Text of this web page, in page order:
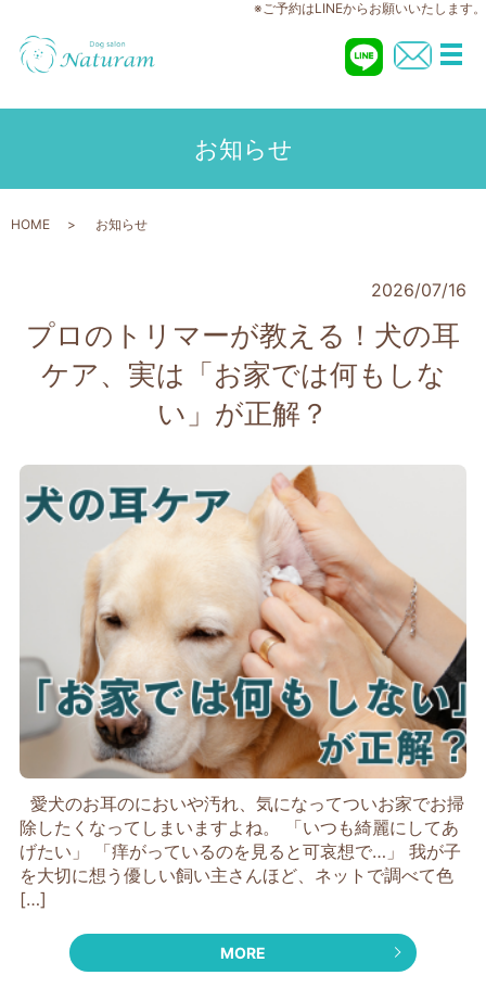
※ご予約はLINEからお願いいたします。
メ
お知らせ
HOME お知らせ
2026/07/16
プロのトリマーが教える！犬の耳
ケア、実は「お家では何もしな
い」が正解？
愛犬のお耳のにおいや汚れ、気になってついお家でお掃
除したくなってしまいますよね。 「いつも綺麗にしてあ
げたい」 「痒がっているのを見ると可哀想で…」 我が子
を大切に想う優しい飼い主さんほど、ネットで調べて色
[…]
MORE